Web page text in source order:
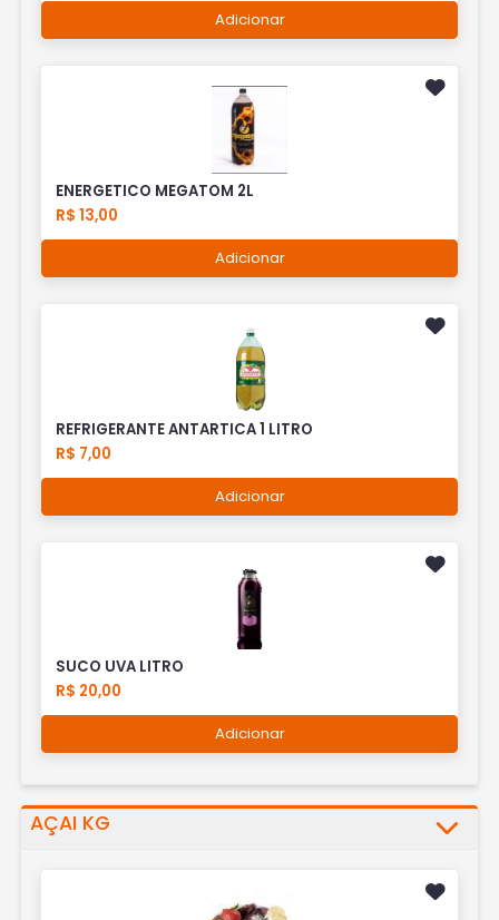
Adicionar
ENERGETICO MEGATOM 2L
R$ 13,00
Adicionar
REFRIGERANTE ANTARTICA 1 LITRO
R$ 7,00
Adicionar
SUCO UVA LITRO
R$ 20,00
Adicionar
AÇAI KG